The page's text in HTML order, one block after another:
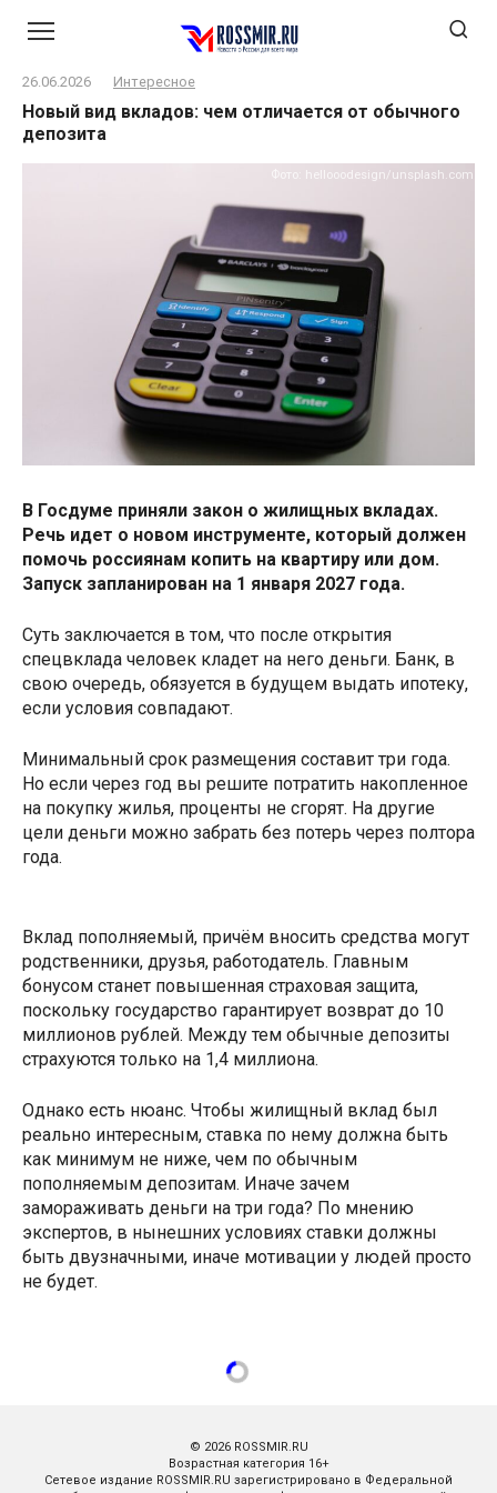
26.06.2026 Интересное
Новый вид вкладов: чем отличается от обычного
депозита
Фото: hellooodesign/unsplash.com
В Госдуме приняли закон о жилищных вкладах.
Речь идет о новом инструменте, который должен
помочь россиянам копить на квартиру или дом.
Запуск запланирован на 1 января 2027 года.
Суть заключается в том, что после открытия
спецвклада человек кладет на него деньги. Банк, в
свою очередь, обязуется в будущем выдать ипотеку,
если условия совпадают.
Минимальный срок размещения составит три года.
Но если через год вы решите потратить накопленное
на покупку жилья, проценты не сгорят. На другие
цели деньги можно забрать без потерь через полтора
года.
Вклад пополняемый, причём вносить средства могут
родственники, друзья, работодатель. Главным
бонусом станет повышенная страховая защита,
поскольку государство гарантирует возврат до 10
миллионов рублей. Между тем обычные депозиты
страхуются только на 1,4 миллиона.
Однако есть нюанс. Чтобы жилищный вклад был
реально интересным, ставка по нему должна быть
как минимум не ниже, чем по обычным
пополняемым депозитам. Иначе зачем
замораживать деньги на три года? По мнению
экспертов, в нынешних условиях ставки должны
быть двузначными, иначе мотивации у людей просто
не будет.
© 2026 ROSSMIR.RU
Возрастная категория 16+
Сетевое издание ROSSMIR.RU зарегистрировано в Федеральной